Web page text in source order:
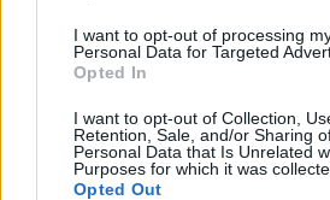
I want to opt-out of processing
Personal Data for Targeted
Opted In
I want to opt-out of Collection,
Retention, Sale, and/or Sharing
Personal Data that Is Unrelated
Purposes for which it was
Opted Out
Látlelet a hazai víziközművekről?
évszázados vezetéken múlt